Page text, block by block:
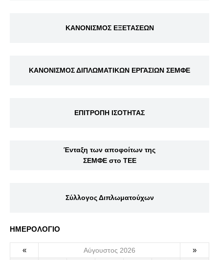
ΚΑΝΟΝΙΣΜΟΣ ΕΞΕΤΑΣΕΩΝ
ΚΑΝΟΝΙΣΜΟΣ ΔΙΠΛΩΜΑΤΙΚΩΝ ΕΡΓΑΣΙΩΝ ΣΕΜΦΕ
ΕΠΙΤΡΟΠΗ ΙΣΟΤΗΤΑΣ
Ένταξη των αποφοίτων της
ΣΕΜΦΕ στο ΤΕΕ
Σύλλογος Διπλωματούχων
ΗΜΕΡΟΛΟΓΙΟ
« Αύγουστος 2026 »